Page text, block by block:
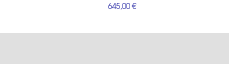
645,00 €